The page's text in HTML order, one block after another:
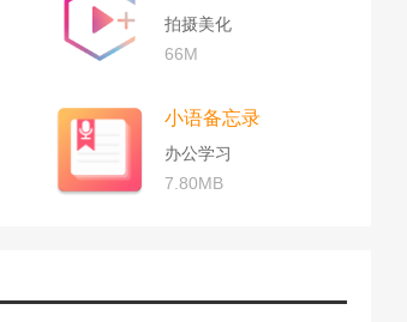
拍摄美化
66M
小语备忘录
办公学习
7.80MB